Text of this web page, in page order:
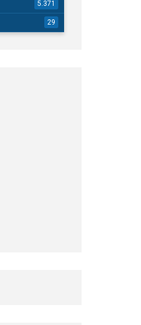
5.371
29